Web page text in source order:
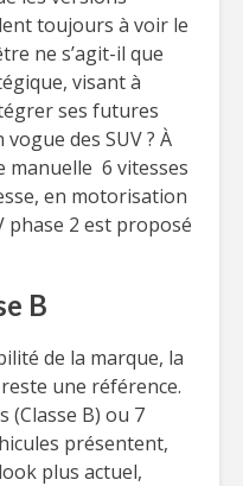
toujours à voir le
ne s’agit-il que
visant à
ses futures
des SUV ? À
manuelle 6 vitesses
en motorisation
phase 2 est proposé
B
de la marque, la
une référence.
(Classe B) ou 7
présentent,
plus actuel,